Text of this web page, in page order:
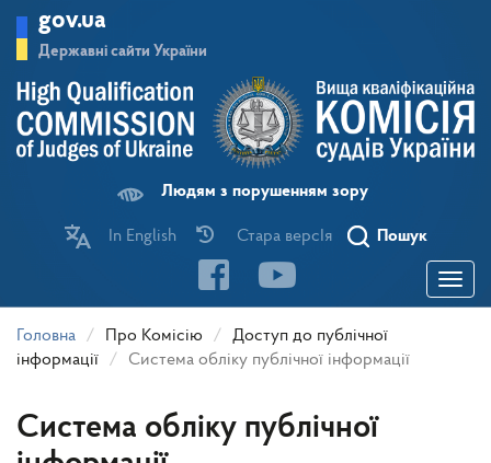
основного
матеріалу
gov.ua
Державні сайти України
Людям з порушенням зору
In English Стара версІя Пошук
Toggle
Головна Про Комісію
Доступ до публічної
інформації
Система обліку публічної інформації
Система обліку публічної